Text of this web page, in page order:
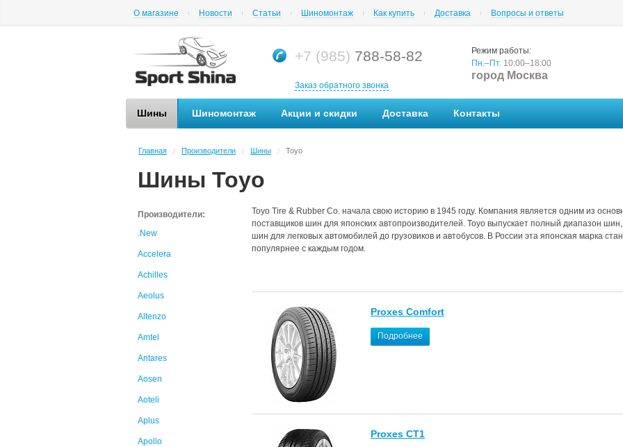
О магазине Новости Статьи Шиномонтаж Как купить Доставка Вопросы и ответы
+7 (985) 788-58-82
Заказ обратного звонка
Режим работы:
Пн.–Пт. 10:00–18:00
город Москва
Шины Шиномонтаж Акции и скидки Доставка Контакты
Главная / Производители / Шины / Toyo
Шины Toyo
Производители:
.New
Accelera
Achilles
Aeolus
Altenzo
Amtel
Antares
Aosen
Aoteli
Aplus
Apollo
Toyo Tire & Rubber Co. начала свою историю в 1945 году. Компания является одним из
поставщиков шин для японских автопроизводителей. Toyo выпускает полный диапазон
шин для легковых автомобилей до грузовиков и автобусов. В России эта японская марка
популярнее с каждым годом.
Proxes Comfort
Подробнее
Proxes CT1